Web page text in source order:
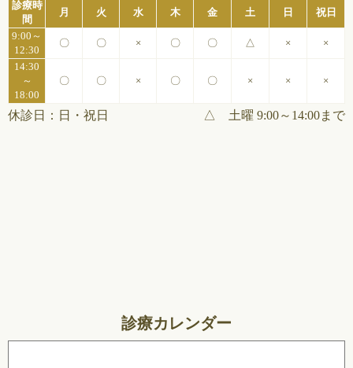
診療時
間
月 火 水 木 金 土 日
祝日
9:00～
12:30
〇 〇 × 〇 〇 △ ×
×
14:30
～
18:00
〇 〇 × 〇 〇 × × ×
休診日：日・祝日 △ 土曜 9:00～14:00まで
診療カレンダー